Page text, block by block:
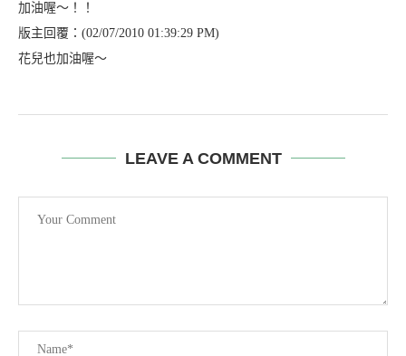
加油喔～！！
版主回覆：(02/07/2010 01:39:29 PM)
花兒也加油喔～
LEAVE A COMMENT